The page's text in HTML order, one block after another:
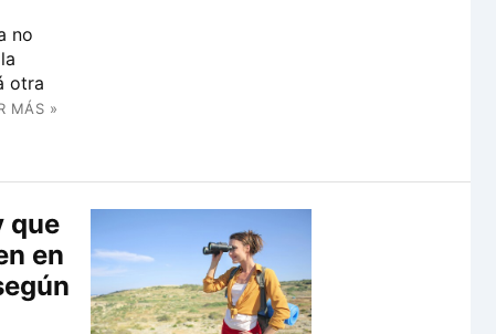
no
otra
MÁS »
que
en